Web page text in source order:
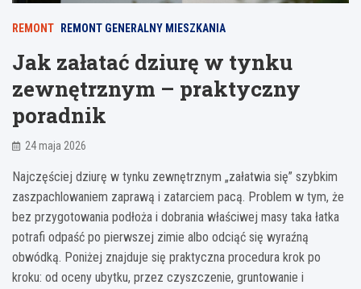
REMONT REMONT GENERALNY MIESZKANIA
Jak załatać dziurę w tynku
zewnętrznym – praktyczny
poradnik
24 maja 2026
Najczęściej dziurę w tynku zewnętrznym „załatwia się” szybkim
zaszpachlowaniem zaprawą i zatarciem pacą. Problem w tym, że
bez przygotowania podłoża i dobrania właściwej masy taka łatka
potrafi odpaść po pierwszej zimie albo odciąć się wyraźną
obwódką. Poniżej znajduje się praktyczna procedura krok po
kroku: od oceny ubytku, przez czyszczenie, gruntowanie i